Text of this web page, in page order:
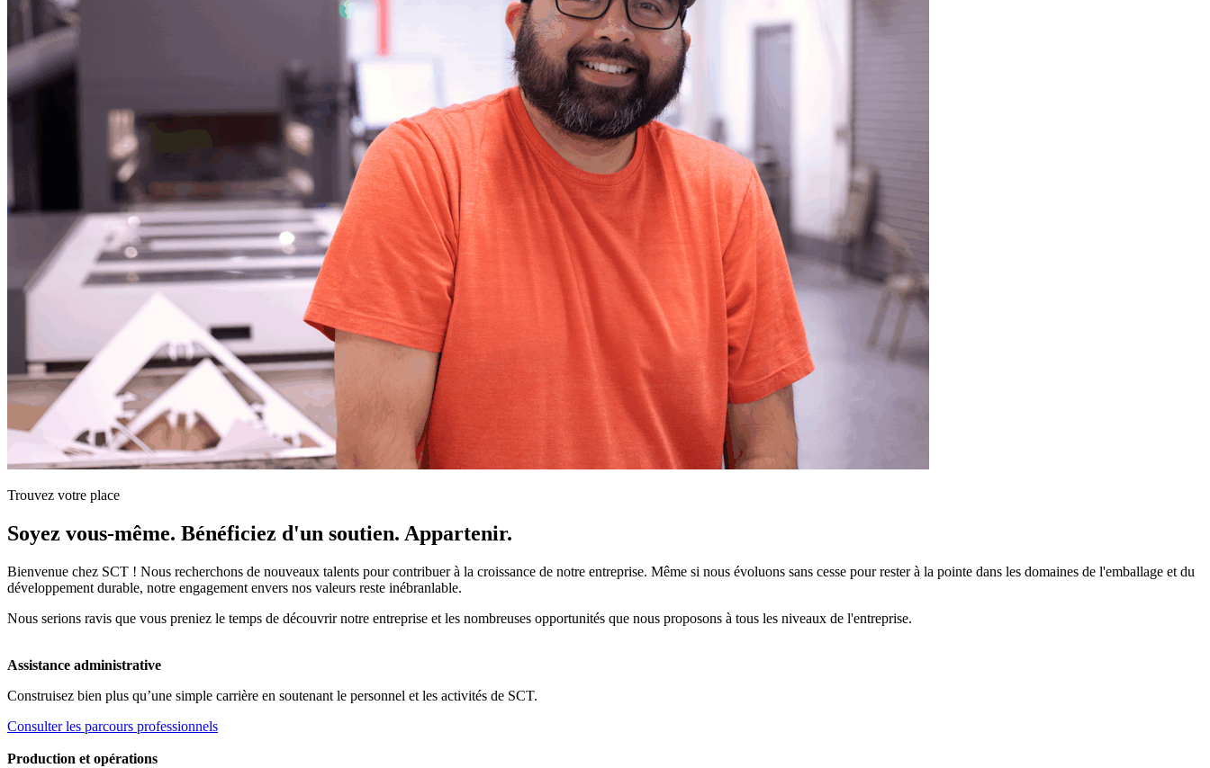
Trouvez votre place
Soyez vous-même. Bénéficiez d'un soutien. Appartenir.
Bienvenue chez SCT ! Nous recherchons de nouveaux talents pour contribuer à la croissance de notre entreprise. Même si nous évoluons sans cesse pour rester à la pointe dans les domaines de l'emballage et du
développement durable, notre engagement envers nos valeurs reste inébranlable.
Nous serions ravis que vous preniez le temps de découvrir notre entreprise et les nombreuses opportunités que nous proposons à tous les niveaux de l'entreprise.
Assistance administrative
Construisez bien plus qu’une simple carrière en soutenant le personnel et les activités de SCT.
Consulter les parcours professionnels
Production et opérations